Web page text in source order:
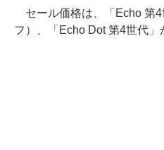
セール価格は、「Echo 第4
フ）、「Echo Dot 第4世代」